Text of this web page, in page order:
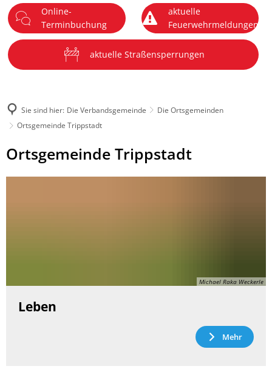
Menü
Online-
Terminbuchung
aktuelle
Feuerwehrmeldungen
aktuelle Straßensperrungen
Sie sind hier: Die Verbandsgemeinde
Die Ortsgemeinden
Ortsgemeinde Trippstadt
Ortsgemeinde
Trippstadt
Ortsgemeinde Trippstadt
Michael Raka Weckerle
Leben
Mehr